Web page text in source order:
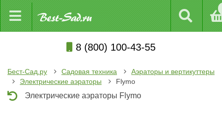
8 (800) 100-43-55
Бест-Сад.ру Садовая техника
Аэраторы и вертикуттеры
Электрические аэраторы
Flymo
Электрические аэраторы Flymo